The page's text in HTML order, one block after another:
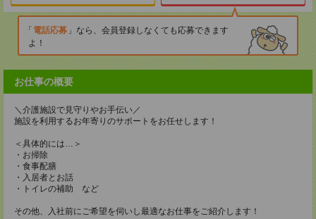
電話応募
なら、会員登録しなくても応募できます
よ！
お仕事の概要
＼介護施設で見守りやお手伝い／
施設を利用するお年寄りのサポートをお任せします！
＜具体的には…＞
・お掃除
・食事配膳
・入居者とお話
・トイレの補助 など
その他、入社前にご希望を伺いし最適なお仕事をご紹介します！